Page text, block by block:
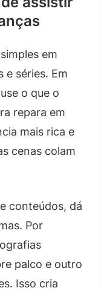
em
e séries. Em
o que o
repara em
mais rica e
cenas colam
conteúdos, dá
Por
palco e outro
Isso cria